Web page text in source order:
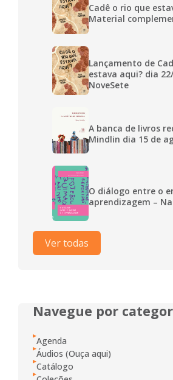
Cadê o rio que
Material
Lançamento de
estava aqui? dia
NoveSete
A banca de livros
Mindlin dia 15 de
O diálogo entre o
aprendizagem –
Ver todas
Navegue por
Agenda
Áudios (Ouça aqui)
Catálogo